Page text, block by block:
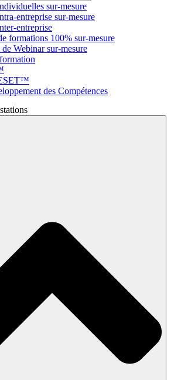
sur-mesure
entreprise sur-mesure
entreprise
formations 100% sur-mesure
Webinar sur-mesure
des Compétences